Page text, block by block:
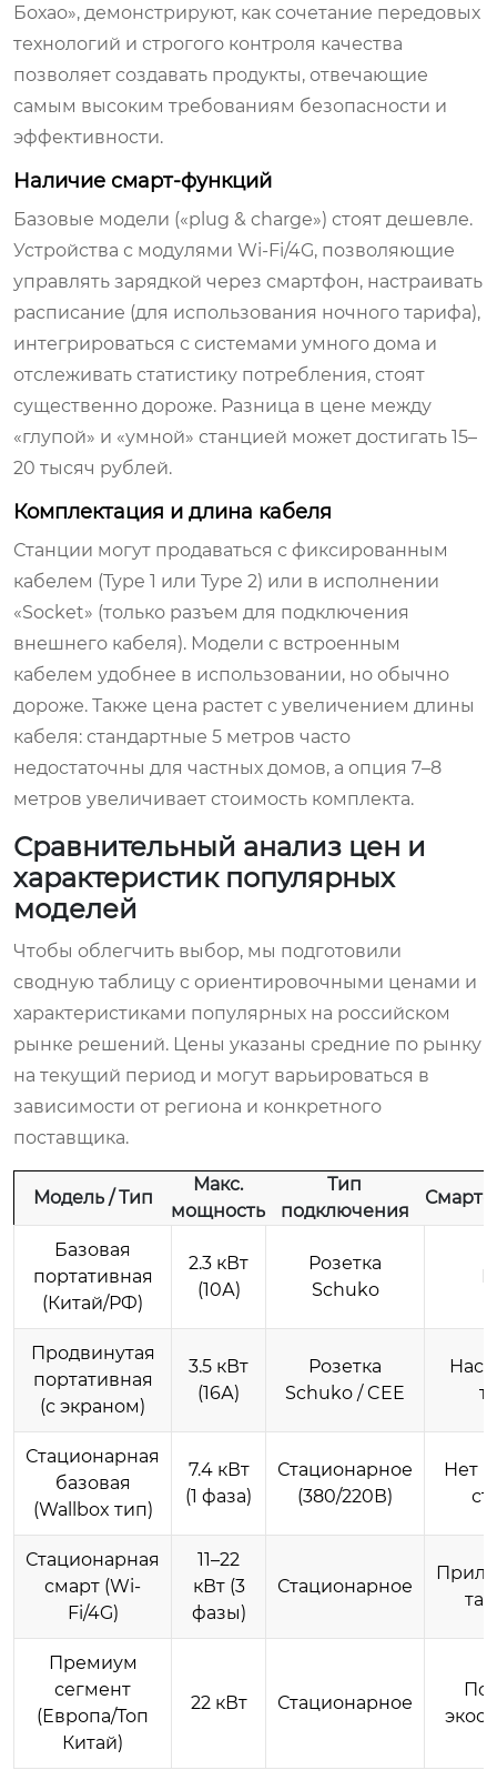
Бохао», демонстрируют, как сочетание передовых
технологий и строгого контроля качества
позволяет создавать продукты, отвечающие
самым высоким требованиям безопасности и
эффективности.
Наличие смарт-функций
Базовые модели («plug & charge») стоят дешевле.
Устройства с модулями Wi-Fi/4G, позволяющие
управлять зарядкой через смартфон, настраивать
расписание (для использования ночного тарифа),
интегрироваться с системами умного дома и
отслеживать статистику потребления, стоят
существенно дороже. Разница в цене между
«глупой» и «умной» станцией может достигать 15–
20 тысяч рублей.
Комплектация и длина кабеля
Станции могут продаваться с фиксированным
кабелем (Type 1 или Type 2) или в исполнении
«Socket» (только разъем для подключения
внешнего кабеля). Модели с встроенным
кабелем удобнее в использовании, но обычно
дороже. Также цена растет с увеличением длины
кабеля: стандартные 5 метров часто
недостаточны для частных домов, а опция 7–8
метров увеличивает стоимость комплекта.
Сравнительный анализ цен и
характеристик популярных
моделей
Чтобы облегчить выбор, мы подготовили
сводную таблицу с ориентировочными ценами и
характеристиками популярных на российском
рынке решений. Цены указаны средние по рынку
на текущий период и могут варьироваться в
зависимости от региона и конкретного
поставщика.
Модель / Тип
Макс.
мощность
Тип
подключения
Смарт-
Базовая
портативная
(Китай/РФ)
2.3 кВт
(10А)
Розетка
Schuko
Продвинутая
портативная
(с экраном)
3.5 кВт
(16А)
Розетка
Schuko / CEE
Стационарная
базовая
(Wallbox тип)
7.4 кВт
(1 фаза)
Стационарное
(380/220В)
Нет
Стационарная
смарт (Wi-
Fi/4G)
11–22
кВт (3
фазы)
Стационарное
Премиум
сегмент
(Европа/Топ
Китай)
22 кВт Стационарное